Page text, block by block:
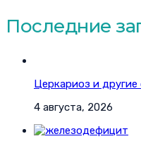
Последние
Церкариоз и другие
4 августа, 2026